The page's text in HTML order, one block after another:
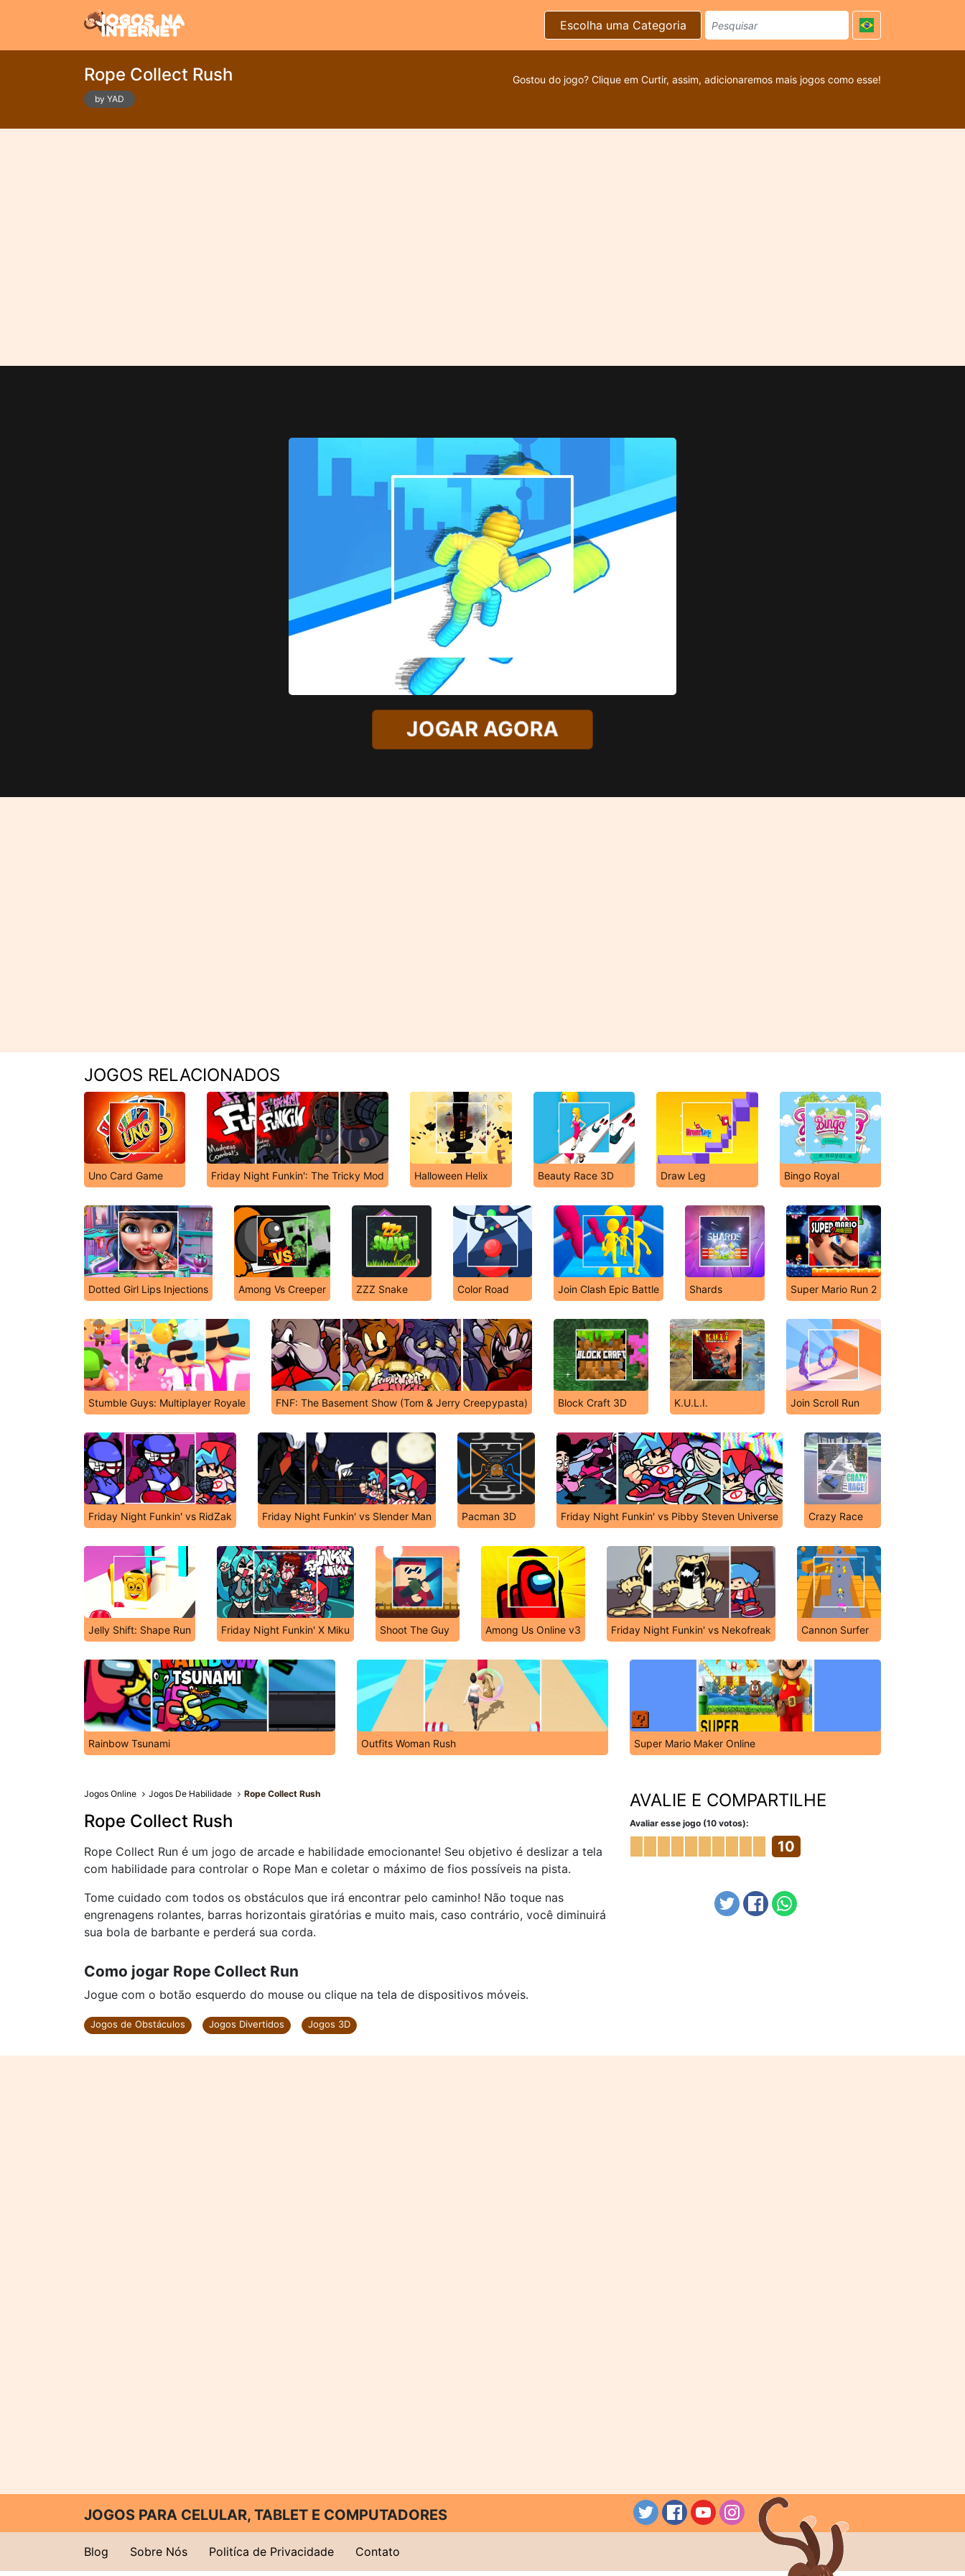
Escolha uma Categoria
Rope Collect Rush
by YAD
Gostou do jogo? Clique em Curtir, assim, adicionaremos mais jogos como esse!
JOGAR AGORA
JOGOS RELACIONADOS
Uno Card Game Friday Night Funkin': The Tricky Mod Halloween Helix Beauty Race 3D Draw Leg Bingo Royal
Dotted Girl Lips Injections Among Vs Creeper ZZZ Snake Color Road Join Clash Epic Battle Shards Super Mario Run 2
Stumble Guys: Multiplayer Royale FNF: The Basement Show (Tom & Jerry Creepypasta) Block Craft 3D K.U.L.I. Join Scroll Run
Friday Night Funkin' vs RidZak Friday Night Funkin' vs Slender Man Pacman 3D Friday Night Funkin' vs Pibby Steven Universe Crazy Race
Jelly Shift: Shape Run Friday Night Funkin' X Miku Shoot The Guy Among Us Online v3 Friday Night Funkin' vs Nekofreak Cannon Surfer
Rainbow Tsunami Outfits Woman Rush Super Mario Maker Online
Jogos Online Jogos De Habilidade Rope Collect Rush
Rope Collect Rush
Rope Collect Run é um jogo de arcade e habilidade emocionante! Seu objetivo é deslizar a tela
com habilidade para controlar o Rope Man e coletar o máximo de fios possíveis na pista.
Tome cuidado com todos os obstáculos que irá encontrar pelo caminho! Não toque nas
engrenagens rolantes, barras horizontais giratórias e muito mais, caso contrário, você diminuirá
sua bola de barbante e perderá sua corda.
Como jogar Rope Collect Run
Jogue com o botão esquerdo do mouse ou clique na tela de dispositivos móveis.
Jogos de Obstáculos Jogos Divertidos Jogos 3D
AVALIE E COMPARTILHE
Avaliar esse jogo (10 votos):
10
JOGOS PARA CELULAR, TABLET E COMPUTADORES
Blog Sobre Nós Politíca de Privacidade Contato